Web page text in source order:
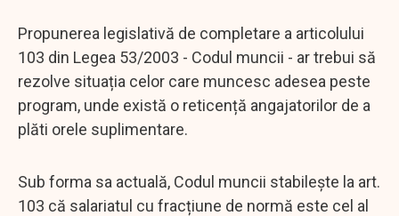
Propunerea legislativă de completare a articolului
103 din Legea 53/2003 - Codul muncii - ar trebui să
rezolve situația celor care muncesc adesea peste
program, unde există o reticență angajatorilor de a
plăti orele suplimentare.
Sub forma sa actuală, Codul muncii stabilește la art.
103 că salariatul cu fracțiune de normă este cel al